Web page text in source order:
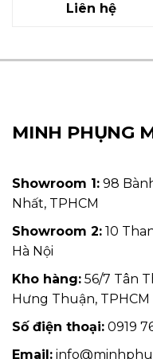
Liên hệ
MINH PHỤNG
Showroom 1: 98
Nhất, TPHCM
Showroom 2: 10
Hà Nội
Kho hàng: 56/7 Tân
Hưng Thuận, TPHCM
Số điện thoại: 0919
Email: